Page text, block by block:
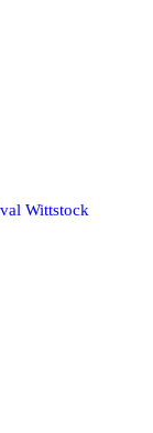
Wittstock